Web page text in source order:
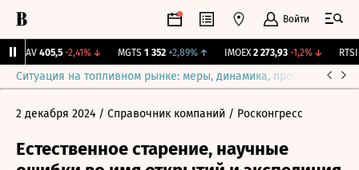
Войти
SVAV 405,5 -2,41% ↓ MGTS 1 352 +2,89%↑ IMOEX 2 273,93 -1,2%↓ RTSI
Ситуация на топливном рынке: меры, динамика, прогнозы
2 декабря 2024 / Справочник компаний / Росконгресс
Естественное старение, научные